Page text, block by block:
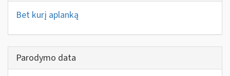
Bet kurį aplanką
Parodymo data